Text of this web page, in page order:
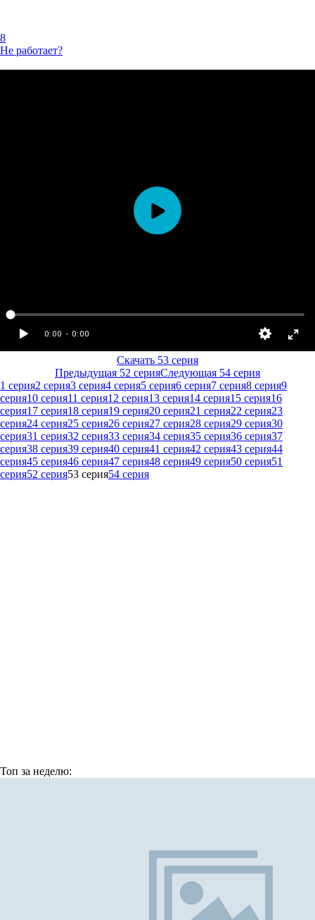
8
Не работает?
Скачать 53 серия
Предыдущая 52 серияСледующая 54 серия
1 серия2 серия3 серия4 серия5 серия6 серия7 серия8 серия9
серия10 серия11 серия12 серия13 серия14 серия15 серия16
серия17 серия18 серия19 серия20 серия21 серия22 серия23
серия24 серия25 серия26 серия27 серия28 серия29 серия30
серия31 серия32 серия33 серия34 серия35 серия36 серия37
серия38 серия39 серия40 серия41 серия42 серия43 серия44
серия45 серия46 серия47 серия48 серия49 серия50 серия51
серия52 серия53 серия54 серия
Топ за неделю: